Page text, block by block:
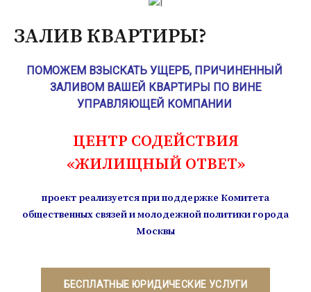
ЗАЛИВ КВАРТИРЫ?
ПОМОЖЕМ ВЗЫСКАТЬ УЩЕРБ, ПРИЧИНЕННЫЙ
ЗАЛИВОМ ВАШЕЙ КВАРТИРЫ ПО ВИНЕ
УПРАВЛЯЮЩЕЙ КОМПАНИИ
ЦЕНТР СОДЕЙСТВИЯ
«ЖИЛИЩНЫЙ ОТВЕТ»
проект реализуется при поддержке Комитета
общественных связей и молодежной политики города
Москвы
БЕСПЛАТНЫЕ ЮРИДИЧЕСКИЕ УСЛУГИ